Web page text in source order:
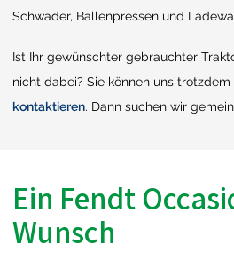
Schwader, Ballenpressen und
Ist Ihr gewünschter gebrauchter
nicht dabei? Sie können uns
kontaktieren. Dann suchen wir
Ein Fendt
Wunsch